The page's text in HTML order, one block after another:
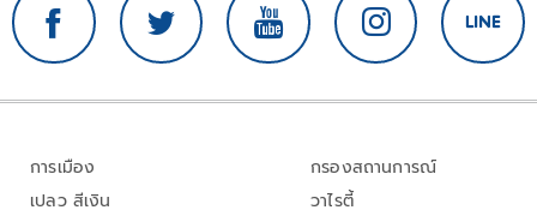
การเมือง
เปลว สีเงิน
กรองสถานการณ์
วาไรตี้